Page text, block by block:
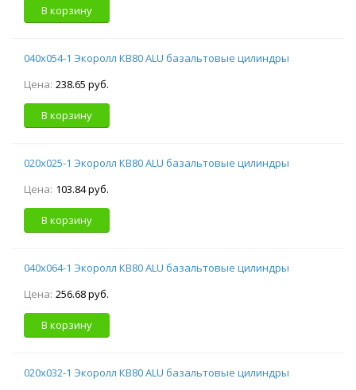
В корзину
040х054-1 Экоролл КВ80 ALU базальтовые цилиндры
Цена: 238.65 руб.
В корзину
020х025-1 Экоролл КВ80 ALU базальтовые цилиндры
Цена: 103.84 руб.
В корзину
040х064-1 Экоролл КВ80 ALU базальтовые цилиндры
Цена: 256.68 руб.
В корзину
020х032-1 Экоролл КВ80 ALU базальтовые цилиндры